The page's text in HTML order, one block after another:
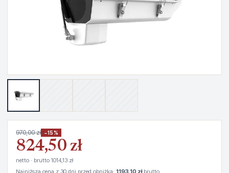
970,00 zł −15%
824,50 zł
netto · brutto 1014,13 zł
Najniższa cena z 30 dni przed obniżką: 1193,10 złbrutto